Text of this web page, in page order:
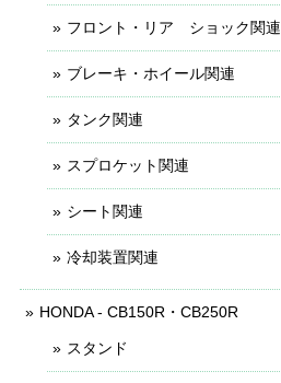
フロント・リア ショック関連
ブレーキ・ホイール関連
タンク関連
スプロケット関連
シート関連
冷却装置関連
HONDA - CB150R・CB250R
スタンド